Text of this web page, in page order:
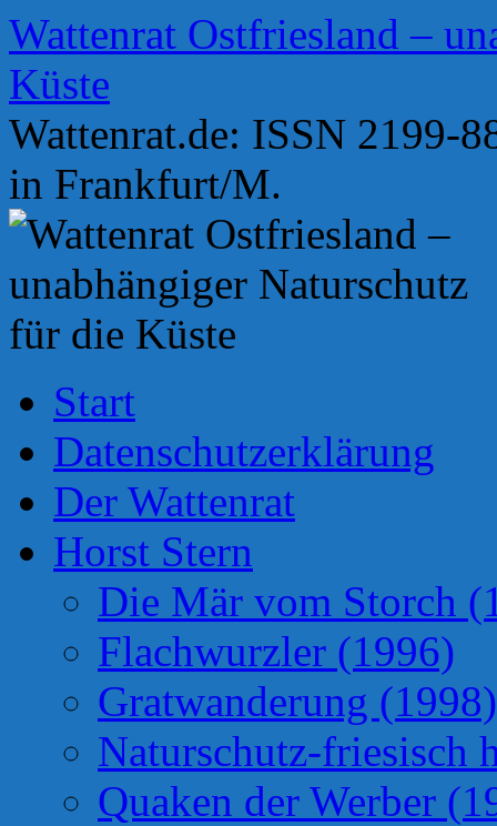
Zum
Inhalt
springen
Wattenrat Ostfriesland –
Küste
Wattenrat.de: ISSN 2199-
in Frankfurt/M.
Start
Datenschutzerklärung
Der Wattenrat
Horst Stern
Die Mär vom Storch
Flachwurzler (1996)
Gratwanderung (1998)
Naturschutz-friesisch
Quaken der Werber